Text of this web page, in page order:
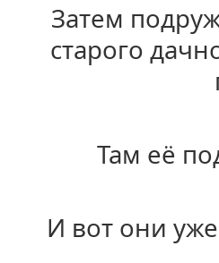
Затем
старого
Там её
И вот они